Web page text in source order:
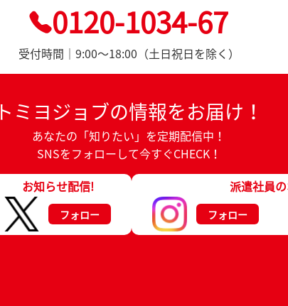
0120-1034-67
受付時間｜9:00～18:00（土日祝日を除く）
トミヨジョブの情報をお届け！
あなたの「知りたい」を定期配信中！
SNSをフォローして今すぐCHECK！
お知らせ配信!
フォロー
派遣社員
フォロー